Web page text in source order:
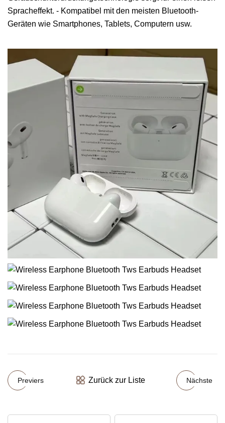
Spracheffekt. - Kompatibel mit den meisten Bluetooth-
Geräten wie Smartphones, Tablets, Computern usw.
Previers Zurück zur Liste Nächste